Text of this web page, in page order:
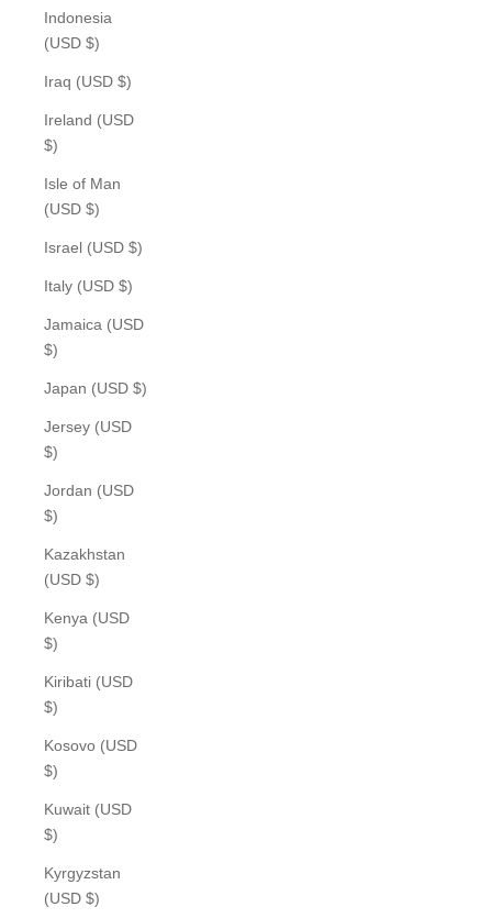
Indonesia
(USD $)
Iraq (USD $)
Ireland (USD
$)
Isle of Man
(USD $)
Israel (USD $)
Italy (USD $)
Jamaica (USD
$)
Japan (USD $)
Jersey (USD
$)
Jordan (USD
$)
Kazakhstan
(USD $)
Kenya (USD
$)
Kiribati (USD
$)
Kosovo (USD
$)
Kuwait (USD
$)
Kyrgyzstan
(USD $)